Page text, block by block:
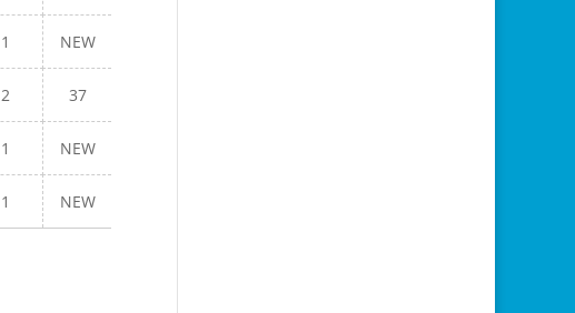
1 NEW
2 37
1 NEW
1 NEW